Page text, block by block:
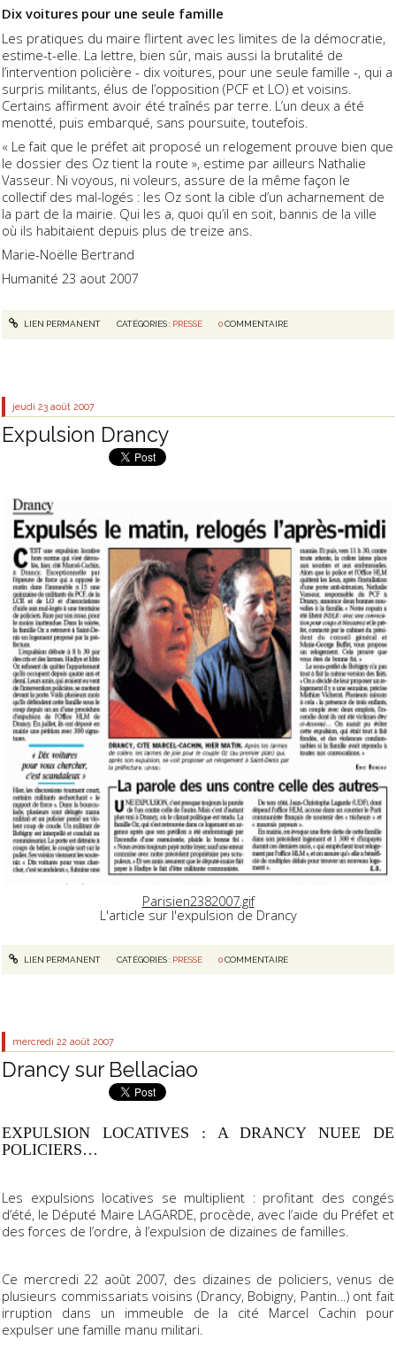
Dix voitures pour une seule famille
Les pratiques du maire flirtent avec les limites de la démocratie,
estime-t-elle. La lettre, bien sûr, mais aussi la brutalité de
l’intervention policière - dix voitures, pour une seule famille -, qui a
surpris militants, élus de l’opposition (PCF et LO) et voisins.
Certains affirment avoir été traînés par terre. L’un deux a été
menotté, puis embarqué, sans poursuite, toutefois.
« Le fait que le préfet ait proposé un relogement prouve bien que
le dossier des Oz tient la route », estime par ailleurs Nathalie
Vasseur. Ni voyous, ni voleurs, assure de la même façon le
collectif des mal-logés : les Oz sont la cible d’un acharnement de
la part de la mairie. Qui les a, quoi qu’il en soit, bannis de la ville
où ils habitaient depuis plus de treize ans.
Marie-Noëlle Bertrand
Humanité 23 aout 2007
LIEN PERMANENT CATÉGORIES : PRESSE 0COMMENTAIRE
jeudi 23 août 2007
Expulsion Drancy
Parisien2382007.gif
L'article sur l'expulsion de Drancy
LIEN PERMANENT CATÉGORIES : PRESSE 0COMMENTAIRE
mercredi 22 août 2007
Drancy sur Bellaciao
EXPULSION LOCATIVES : A DRANCY NUEE DE
POLICIERS…
Les expulsions locatives se multiplient : profitant des congés
d’été, le Député Maire LAGARDE, procède, avec l’aide du Préfet et
des forces de l’ordre, à l’expulsion de dizaines de familles.
Ce mercredi 22 août 2007, des dizaines de policiers, venus de
plusieurs commissariats voisins (Drancy, Bobigny, Pantin…) ont fait
irruption dans un immeuble de la cité Marcel Cachin pour
expulser une famille manu militari.